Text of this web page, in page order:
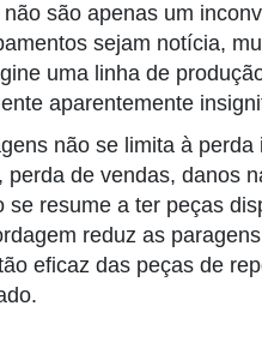
são apenas um
sejam notícia,
uma linha de
aparentemente
não se limita à
perda de vendas, danos
se resume a ter peças
reduz as
eficaz das peças de